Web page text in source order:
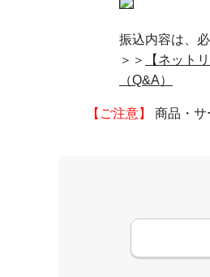
振込内容は、
＞＞
【ネット
（Q&A）
【ご注意】 商品・サ